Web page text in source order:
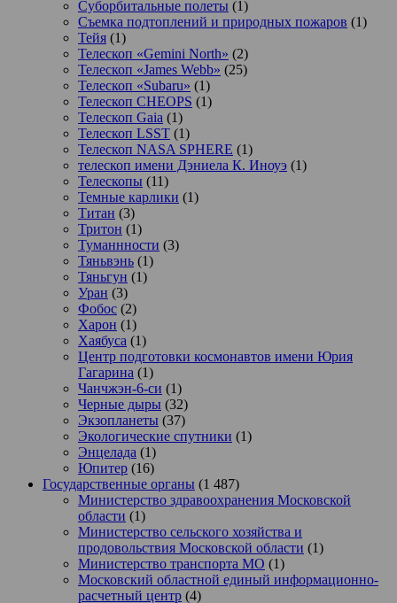
Суборбитальные полеты (1)
Съемка подтоплений и природных пожаров (1)
Тейя (1)
Телескоп «Gemini North» (2)
Телескоп «James Webb» (25)
Телескоп «Subaru» (1)
Телескоп CHEOPS (1)
Телескоп Gaia (1)
Телескоп LSST (1)
Телескоп NASA SPHERE (1)
телескоп имени Дэниела К. Иноуэ (1)
Телескопы (11)
Темные карлики (1)
Титан (3)
Тритон (1)
Туманнности (3)
Тяньвэнь (1)
Тяньгун (1)
Уран (3)
Фобос (2)
Харон (1)
Хаябуса (1)
Центр подготовки космонавтов имени Юрия
Гагарина (1)
Чанчжэн-6-си (1)
Черные дыры (32)
Экзопланеты (37)
Экологические спутники (1)
Энцелада (1)
Юпитер (16)
Государственные органы (1 487)
Министерство здравоохранения Московской
области (1)
Министерство сельского хозяйства и
продовольствия Московской области (1)
Министерство транспорта МО (1)
Московский областной единый информационно-
расчетный центр (4)